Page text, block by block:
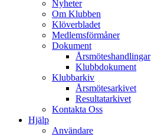
Nyheter
Om Klubben
Klöverbladet
Medlemsförmåner
Dokument
Årsmöteshandlingar
Klubbdokument
Klubbarkiv
Årsmötesarkivet
Resultatarkivet
Kontakta Oss
Hjälp
Användare